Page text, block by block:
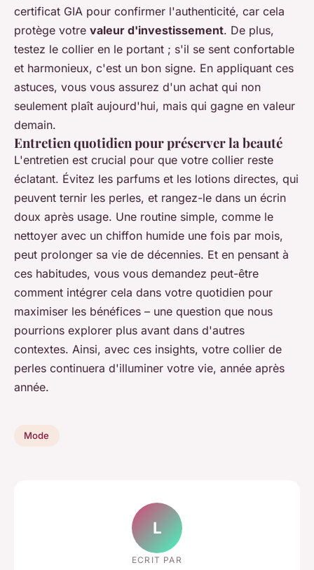
certificat GIA pour confirmer l'authenticité, car cela
protège votre valeur d'investissement. De plus,
testez le collier en le portant ; s'il se sent confortable
et harmonieux, c'est un bon signe. En appliquant ces
astuces, vous vous assurez d'un achat qui non
seulement plaît aujourd'hui, mais qui gagne en valeur
demain.
Entretien quotidien pour préserver la beauté
L'entretien est crucial pour que votre collier reste
éclatant. Évitez les parfums et les lotions directes, qui
peuvent ternir les perles, et rangez-le dans un écrin
doux après usage. Une routine simple, comme le
nettoyer avec un chiffon humide une fois par mois,
peut prolonger sa vie de décennies. Et en pensant à
ces habitudes, vous vous demandez peut-être
comment intégrer cela dans votre quotidien pour
maximiser les bénéfices – une question que nous
pourrions explorer plus avant dans d'autres
contextes. Ainsi, avec ces insights, votre collier de
perles continuera d'illuminer votre vie, année après
année.
Mode
L
ECRIT PAR